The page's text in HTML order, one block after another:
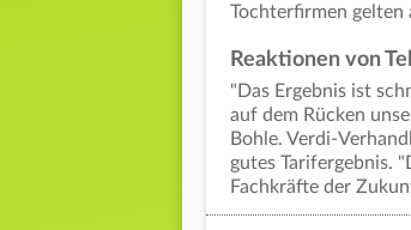
Tochterfirmen gelten
Reaktionen von
"Das Ergebnis ist
auf dem Rücken
Bohle. Verdi-
gutes Tarifergebnis.
Fachkräfte der